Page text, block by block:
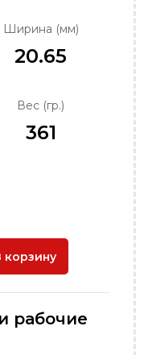
Ширина (мм)
20.65
Вес (гр.)
361
корзину
рабочие